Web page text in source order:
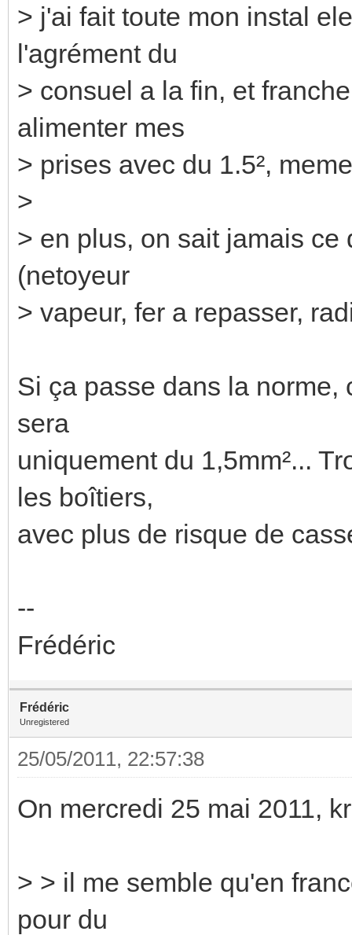
> j'ai fait toute mon instal
l'agrément du
> consuel a la fin, et
alimenter mes
> prises avec du 1.5²,
>
> en plus, on sait jamais
(netoyeur
> vapeur, fer a repasser,
Si ça passe dans la norme,
sera
uniquement du 1,5mm²...
les boîtiers,
avec plus de risque de
--
Frédéric
Frédéric
Unregistered
25/05/2011, 22:57:38
On mercredi 25 mai 2011,
> > il me semble qu'en
pour du